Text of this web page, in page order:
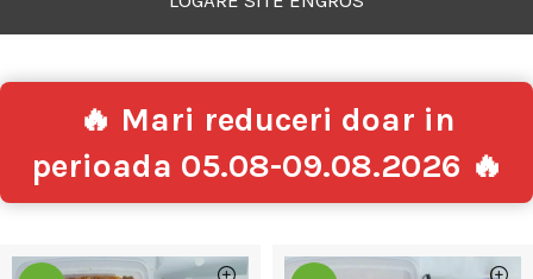
🔥 Mari reduceri doar in
perioada 05.08-09.08.2026 🔥